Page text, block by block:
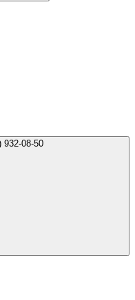
+7 (921) 932-08-50